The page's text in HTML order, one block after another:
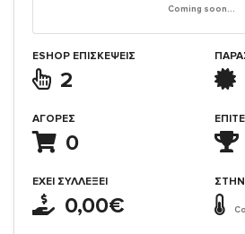
Coming soon...
ESHOP ΕΠΙΣΚΈΨΕΙΣ
2
ΑΓΟΡΈΣ
0
ΈΧΕΙ ΣΥΛΛΈΞΕΙ
0,00€